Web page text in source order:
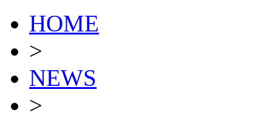
HOME
>
NEWS
>